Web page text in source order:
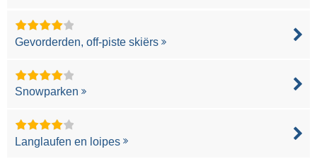
Gevorderden, off-piste skiërs
Snowparken
Langlaufen en loipes